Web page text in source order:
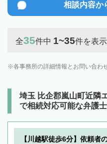
相談内容か
全35件中 1~35件を表示
各事務所の詳細情報とお問い合わ
埼玉 比企郡嵐山町近隣
で相続対応可能な弁護
【川越駅徒歩6分】依頼者